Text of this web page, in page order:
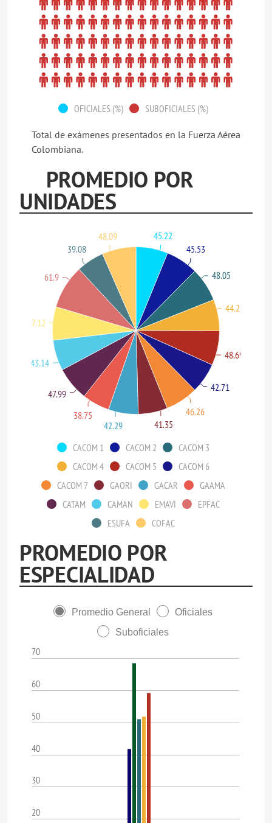
OFICIALES (%) SUBOFICIALES (%)
Total de exámenes presentados en la Fuerza Aérea
Colombiana.
PROMEDIO POR
UNIDADES
CACOM 1 CACOM 2
CACOM 3
CACOM 4
CACOM 5
CACOM 6
CACOM 7
GAORI GACAR
GAAMA
CATAM
CAMAN EMAVI
EPFAC
ESUFA
COFAC
45.22
45.53
48.05
44.25
48.69
42.71
46.26
41.35
42.29
38.75
47.99
43.14
47.12
61.9
39.08
48.09
PROMEDIO POR
ESPECIALIDAD
Promedio General
Oficiales
Suboficiales
70
60
50
40
30
20